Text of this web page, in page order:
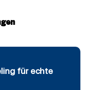
für echte